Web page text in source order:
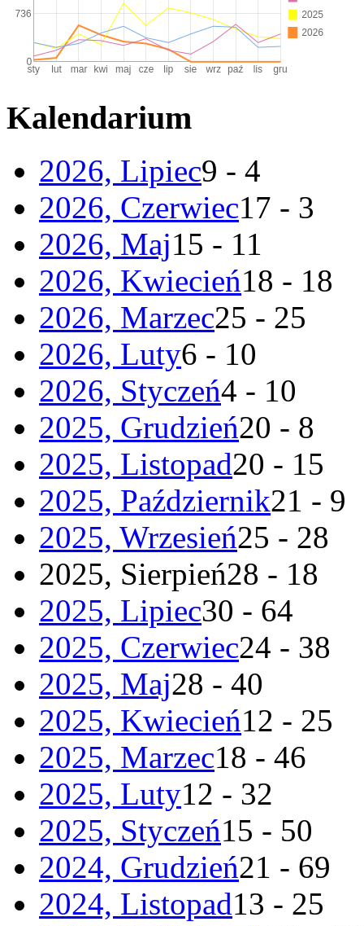
Kalendarium
2026, Lipiec9 - 4
2026, Czerwiec17 - 3
2026, Maj15 - 11
2026, Kwiecień18 - 18
2026, Marzec25 - 25
2026, Luty6 - 10
2026, Styczeń4 - 10
2025, Grudzień20 - 8
2025, Listopad20 - 15
2025, Październik21 - 9
2025, Wrzesień25 - 28
2025, Sierpień28 - 18
2025, Lipiec30 - 64
2025, Czerwiec24 - 38
2025, Maj28 - 40
2025, Kwiecień12 - 25
2025, Marzec18 - 46
2025, Luty12 - 32
2025, Styczeń15 - 50
2024, Grudzień21 - 69
2024, Listopad13 - 25